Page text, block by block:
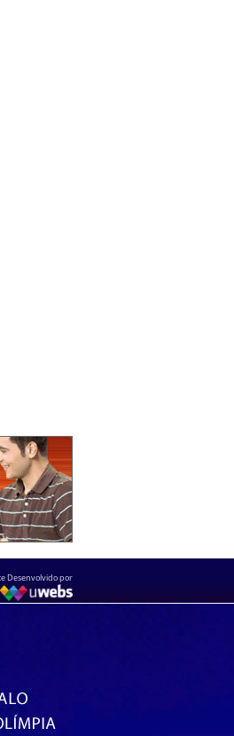
Desenvolvido por